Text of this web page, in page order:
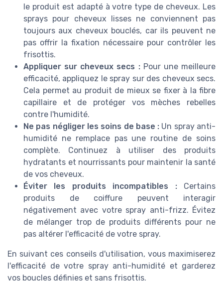
le produit est adapté à votre type de cheveux. Les
sprays pour cheveux lisses ne conviennent pas
toujours aux cheveux bouclés, car ils peuvent ne
pas offrir la fixation nécessaire pour contrôler les
frisottis.
Appliquer sur cheveux secs :Pour une meilleure
efficacité, appliquez le spray sur des cheveux secs.
Cela permet au produit de mieux se fixer à la fibre
capillaire et de protéger vos mèches rebelles
contre l'humidité.
Ne pas négliger les soins de base : Un spray anti-
humidité ne remplace pas une routine de soins
complète. Continuez à utiliser des produits
hydratants et nourrissants pour maintenir la santé
de vos cheveux.
Éviter les produits incompatibles :Certains
produits de coiffure peuvent interagir
négativement avec votre spray anti-frizz. Évitez
de mélanger trop de produits différents pour ne
pas altérer l'efficacité de votre spray.
En suivant ces conseils d'utilisation, vous maximiserez
l'efficacité de votre spray anti-humidité et garderez
vos boucles définies et sans frisottis.